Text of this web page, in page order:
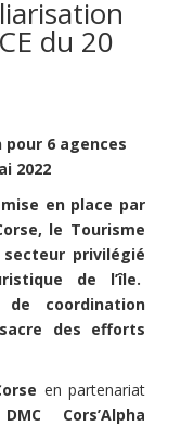
du 20
6 agences
2022
en place par
le Tourisme
secteur privilégié
de l’île.
coordination
des efforts
en partenariat
DMC Cors’Alpha